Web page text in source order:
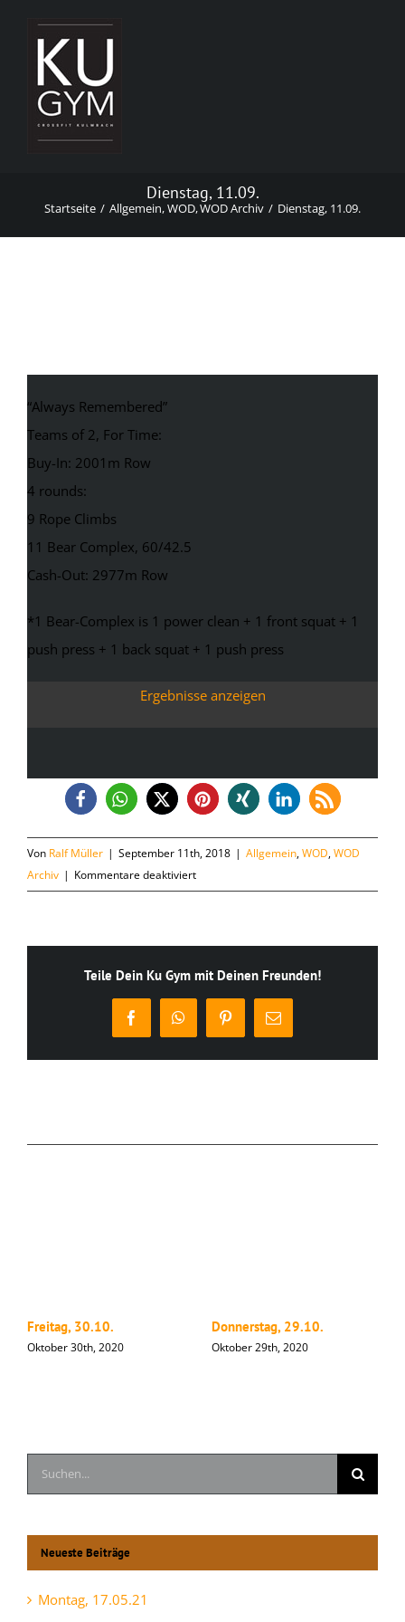
springen
Dienstag, 11.09.
Startseite Allgemein WOD WOD Archiv Dienstag, 11.09.
“Always Remembered”
Teams of 2, For Time:
Buy-In: 2001m Row
4 rounds:
9 Rope Climbs
11 Bear Complex, 60/42.5
Cash-Out: 2977m Row
*1 Bear-Complex is 1 power clean + 1 front squat + 1
push press + 1 back squat + 1 push press
Ergebnisse anzeigen
Von Ralf Müller | September 11th, 2018 | Allgemein,WOD,WOD
Archiv | Kommentare deaktiviertfür
Dienstag,
Teile Dein Ku Gym mit Deinen Freunden!
FacebookWhatsAppPinterest
E-
Mail
Freitag, 30.10.
Oktober 30th, 2020
Donnerstag, 29.10.
Oktober 29th, 2020
Suche
nach:
Neueste Beiträge
Montag, 17.05.21